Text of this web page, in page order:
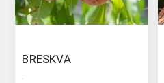
BRESKVA
.